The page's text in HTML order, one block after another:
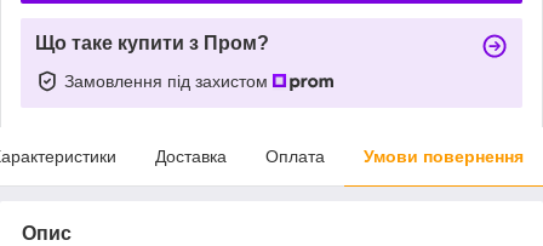
Що таке купити з Пром?
Замовлення під захистом
Доставка Оплата Умови повернення
Опис